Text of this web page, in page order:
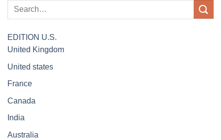
EDITION U.S.
United Kingdom
United states
France
Canada
India
Australia